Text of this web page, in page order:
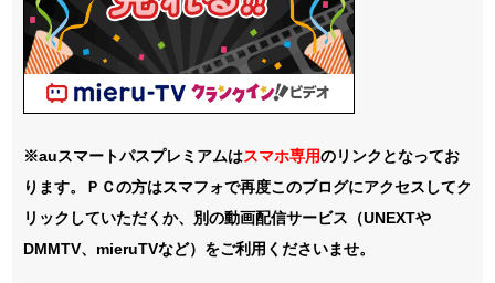
※auスマートパスプレミアムはスマホ専用のリンクとなってお
ります。ＰＣの方はスマフォで再度このブログにアクセスしてク
リックしていただくか、別の動画配信サービス（UNEXTや
DMMTV、mieruTVなど）をご利用くださいませ。